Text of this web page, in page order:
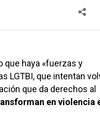
que haya «fuerzas y
LGTBI, que intentan
que da derechos al
en violencia